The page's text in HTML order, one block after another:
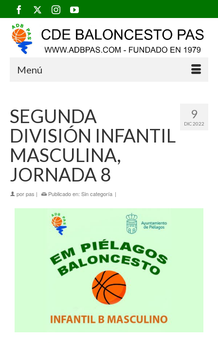
Menú
9
DIC 2022
SEGUNDA
DIVISIÓN INFANTIL
MASCULINA,
JORNADA 8
porpas | Publicado en: Sin categoría |